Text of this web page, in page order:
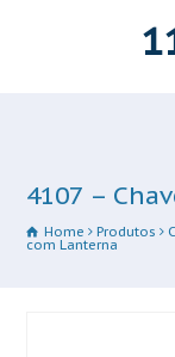
4107 –
Home Produtos
com Lanterna